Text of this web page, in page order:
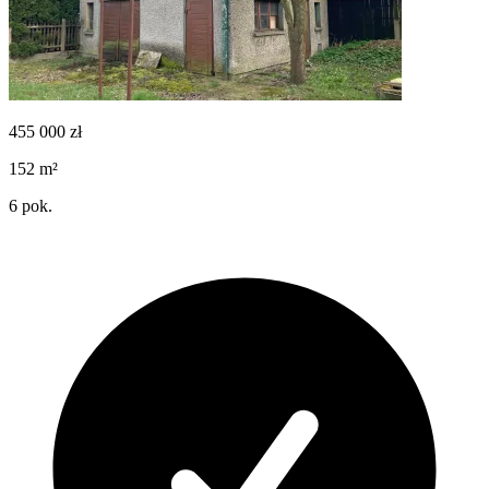
455 000 zł
152 m²
6 pok.